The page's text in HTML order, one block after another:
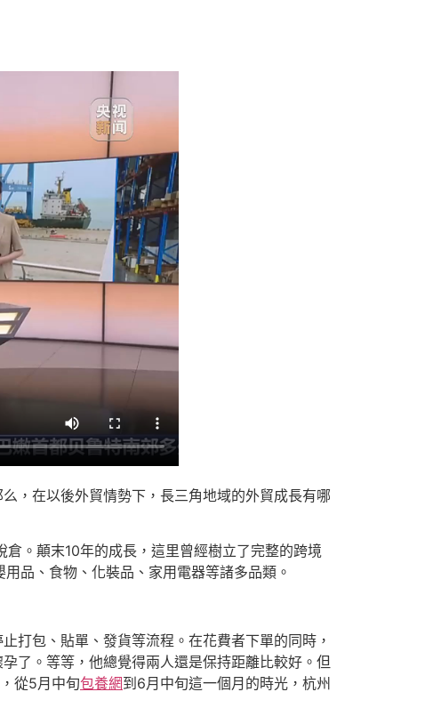
，在以後外貿情勢下，長三角地域的外貿成長有哪
。顛末10年的成長，這里曾經樹立了完整的跨境
品、食物、化裝品、家用電器等諸多品類。
打包、貼單、發貨等流程。在花費者下單的同時，
了。等等，他總覺得兩人還是保持距離比較好。但
從5月中旬包養網到6月中旬這一個月的時光，杭州